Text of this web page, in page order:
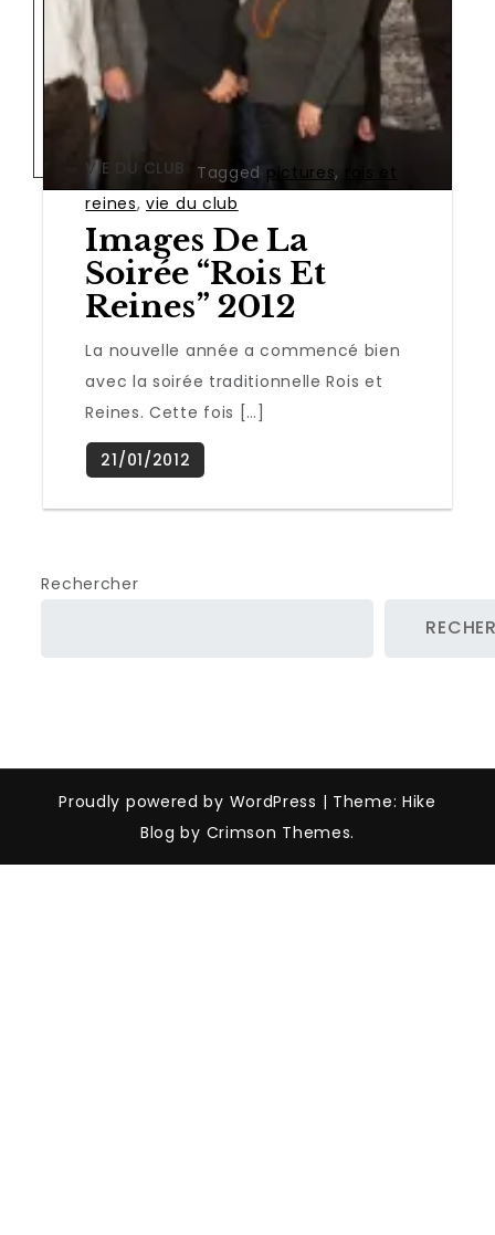
VIE DU CLUB Tagged pictures,
rois et
reines,vie du club
Images De La
Soirée “Rois Et
Reines” 2012
La nouvelle année a commencé bien
avec la soirée traditionnelle Rois et
Reines. Cette fois […]
Rechercher
Proudly powered by WordPress | Theme: Hike
Blog by Crimson Themes.